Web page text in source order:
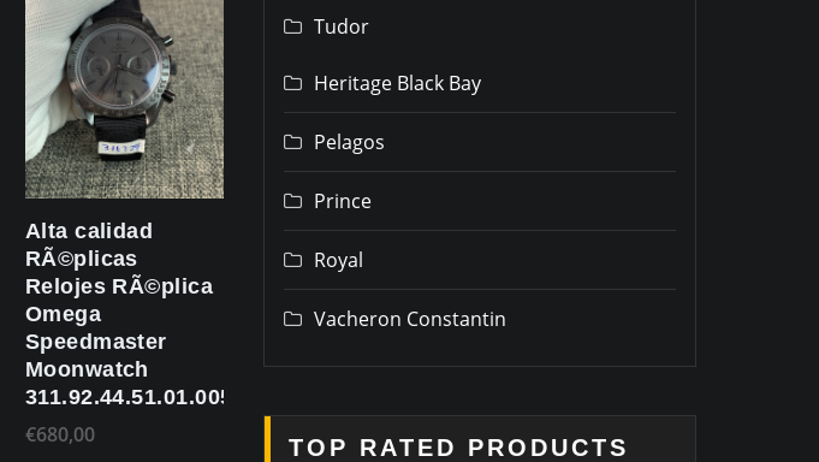
Alta calidad
RÃ©plicas
Relojes RÃ©plica
Omega
Speedmaster
Moonwatch
311.92.44.51.01.005
€680,00
Tudor
Heritage Black Bay
Pelagos
Prince
Royal
Vacheron Constantin
TOP RATED PRODUCTS